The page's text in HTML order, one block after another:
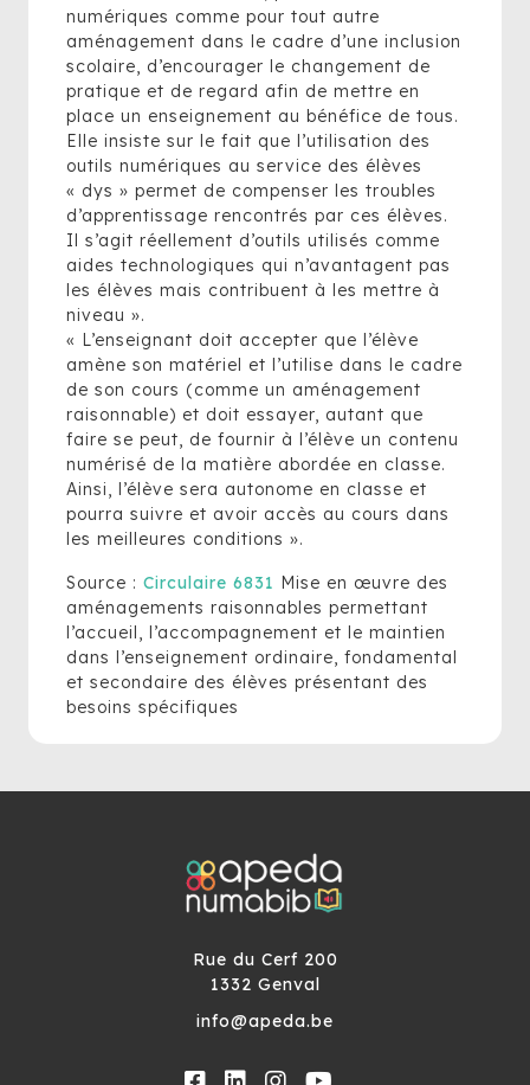
numériques comme pour tout autre
aménagement dans le cadre d’une inclusion
scolaire, d’encourager le changement de
pratique et de regard afin de mettre en
place un enseignement au bénéfice de tous.
Elle insiste sur le fait que l’utilisation des
outils numériques au service des élèves
« dys » permet de compenser les troubles
d’apprentissage rencontrés par ces élèves.
Il s’agit réellement d’outils utilisés comme
aides technologiques qui n’avantagent pas
les élèves mais contribuent à les mettre à
niveau ».
« L’enseignant doit accepter que l’élève
amène son matériel et l’utilise dans le cadre
de son cours (comme un aménagement
raisonnable) et doit essayer, autant que
faire se peut, de fournir à l’élève un contenu
numérisé de la matière abordée en classe.
Ainsi, l’élève sera autonome en classe et
pourra suivre et avoir accès au cours dans
les meilleures conditions ».
Source : Circulaire 6831 Mise en œuvre des
aménagements raisonnables permettant
l’accueil, l’accompagnement et le maintien
dans l’enseignement ordinaire, fondamental
et secondaire des élèves présentant des
besoins spécifiques
Rue du Cerf 200
1332 Genval
info@apeda.be